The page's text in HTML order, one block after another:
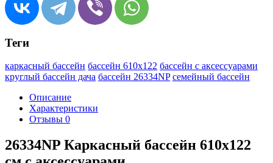
Теги
каркасный бассейн бассейн 610х122 бассейн с аксессуарами
круглый бассейн дача бассейн 26334NP семейный бассейн
Описание
Характеристики
Отзывы 0
26334NP Каркасный бассейн 610х122